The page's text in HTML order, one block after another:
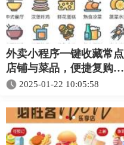
外卖小程序一键收藏常点
店铺与菜品，便捷复购超
省心2025-01-22 10:05:58